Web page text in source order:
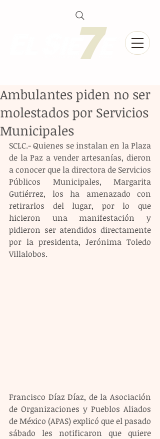
Ambulantes piden no ser
molestados por Servicios
Municipales
SCLC.- Quienes se instalan en la Plaza
de la Paz a vender artesanías, dieron
a conocer que la directora de Servicios
Públicos Municipales, Margarita
Gutiérrez, los ha amenazado con
retirarlos del lugar, por lo que
hicieron una manifestación y
pidieron ser atendidos directamente
por la presidenta, Jerónima Toledo
Villalobos.
Francisco Díaz Díaz, de la Asociación
de Organizaciones y Pueblos Aliados
de México (APAS) explicó que el pasado
sábado les notificaron que quiere